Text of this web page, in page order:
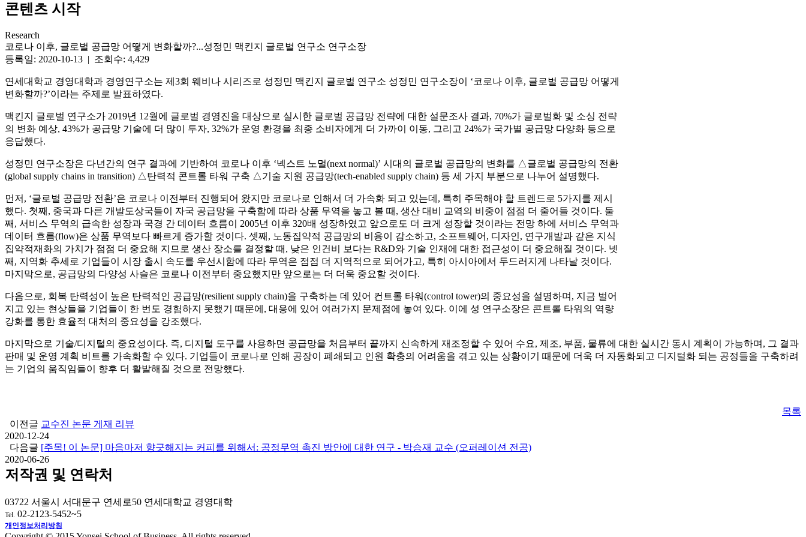
콘텐츠 시작
Research
코로나 이후, 글로벌 공급망 어떻게 변화할까?...성정민 맥킨지 글로벌 연구소 연구소장
등록일: 2020-10-13 | 조회수: 4,429
연세대학교 경영대학과 경영연구소는 제3회 웨비나 시리즈로 성정민 맥킨지 글로벌 연구소 성정민 연구소장이 ‘코로나 이후, 글로벌 공급망 어떻게
변화할까?’이라는 주제로 발표하였다.
맥킨지 글로벌 연구소가 2019년 12월에 글로벌 경영진을 대상으로 실시한 글로벌 공급망 전략에 대한 설문조사 결과, 70%가 글로벌화 및 소싱 전략
의 변화 예상, 43%가 공급망 기술에 더 많이 투자, 32%가 운영 환경을 최종 소비자에게 더 가까이 이동, 그리고 24%가 국가별 공급망 다양화 등으로
응답했다.
성정민 연구소장은 다년간의 연구 결과에 기반하여 코로나 이후 ‘넥스트 노멀(next normal)’ 시대의 글로벌 공급망의 변화를 △글로벌 공급망의 전환
(global supply chains in transition) △탄력적 콘트롤 타워 구축 △기술 지원 공급망(tech-enabled supply chain) 등 세 가지 부분으로 나누어 설명했다.
먼저, ‘글로벌 공급망 전환’은 코로나 이전부터 진행되어 왔지만 코로나로 인해서 더 가속화 되고 있는데, 특히 주목해야 할 트렌드로 5가지를 제시
했다. 첫째, 중국과 다른 개발도상국들이 자국 공급망을 구축함에 따라 상품 무역을 놓고 볼 때, 생산 대비 교역의 비중이 점점 더 줄어들 것이다. 둘
째, 서비스 무역의 급속한 성장과 국경 간 데이터 흐름이 2005년 이후 320배 성장하였고 앞으로도 더 크게 성장할 것이라는 전망 하에 서비스 무역과
데이터 흐름(flow)은 상품 무역보다 빠르게 증가할 것이다. 셋째, 노동집약적 공급망의 비용이 감소하고, 소프트웨어, 디자인, 연구개발과 같은 지식
집약적재화의 가치가 점점 더 중요해 지므로 생산 장소를 결정할 때, 낮은 인건비 보다는 R&D와 기술 인재에 대한 접근성이 더 중요해질 것이다. 넷
째, 지역화 추세로 기업들이 시장 출시 속도를 우선시함에 따라 무역은 점점 더 지역적으로 되어가고, 특히 아시아에서 두드러지게 나타날 것이다.
마지막으로, 공급망의 다양성 사슬은 코로나 이전부터 중요했지만 앞으로는 더 더욱 중요할 것이다.
다음으로, 회복 탄력성이 높은 탄력적인 공급망(resilient supply chain)을 구축하는 데 있어 컨트롤 타워(control tower)의 중요성을 설명하며, 지금 벌어
지고 있는 현상들을 기업들이 한 번도 경험하지 못했기 때문에, 대응에 있어 여러가지 문제점에 놓여 있다. 이에 성 연구소장은 콘트롤 타워의 역량
강화를 통한 효율적 대처의 중요성을 강조했다.
마지막으로 기술/디지털의 중요성이다. 즉, 디지털 도구를 사용하면 공급망을 처음부터 끝까지 신속하게 재조정할 수 있어 수요, 제조, 부품, 물류에 대한 실시간 동시 계획이 가능하며, 그 결과
판매 및 운영 계획 비트를 가속화할 수 있다. 기업들이 코로나로 인해 공장이 폐쇄되고 인원 확충의 어려움을 겪고 있는 상황이기 때문에 더욱 더 자동화되고 디지털화 되는 공정들을 구축하려
는 기업의 움직임들이 향후 더 활발해질 것으로 전망했다.
목록
이전글 교수진 논문 게재 리뷰
2020-12-24
다음글 [주목! 이 논문] 마음마저 향긋해지는 커피를 위해서: 공정무역 촉진 방안에 대한 연구 - 박승재 교수 (오퍼레이션 전공)
2020-06-26
저작권 및 연락처
03722 서울시 서대문구 연세로50 연세대학교 경영대학
Tel. 02-2123-5452~5
개인정보처리방침